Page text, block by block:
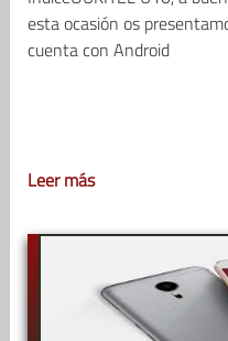
esta ocasión os
cuenta con Android
Leer más